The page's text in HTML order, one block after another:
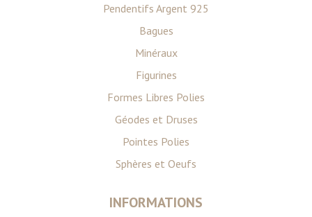
Pendentifs Argent 925
Bagues
Minéraux
Figurines
Formes Libres Polies
Géodes et Druses
Pointes Polies
Sphères et Oeufs
INFORMATIONS